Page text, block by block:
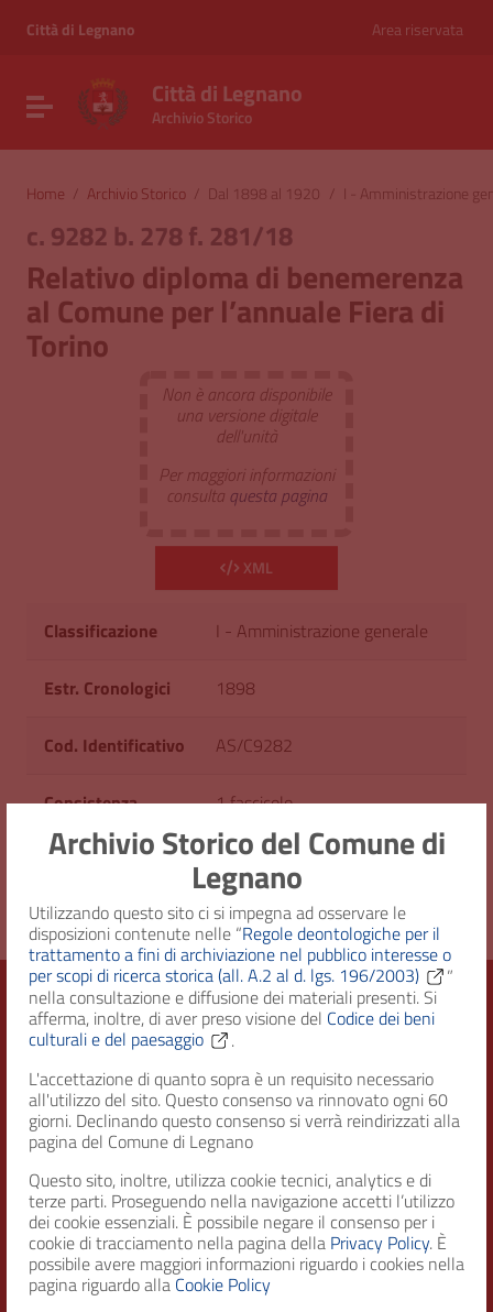
Archivio Storico del Comune di
Legnano
Utilizzando questo sito ci si impegna ad osservare le
disposizioni contenute nelle “Regole deontologiche per il
trattamento a fini di archiviazione nel pubblico interesse o
per scopi di ricerca storica (all. A.2 al d. lgs. 196/2003)
”
nella consultazione e diffusione dei materiali presenti. Si
afferma, inoltre, di aver preso visione del Codice dei beni
culturali e del paesaggio
.
L'accettazione di quanto sopra è un requisito necessario
all'utilizzo del sito. Questo consenso va rinnovato ogni 60
giorni. Declinando questo consenso si verrà reindirizzati alla
pagina del Comune di Legnano
Questo sito, inoltre, utilizza cookie tecnici, analytics e di
terze parti. Proseguendo nella navigazione accetti l’utilizzo
dei cookie essenziali. È possibile negare il consenso per i
cookie di tracciamento nella pagina della Privacy Policy. È
possibile avere maggiori informazioni riguardo i cookies nella
pagina riguardo alla Cookie Policy
Vai al menu di navigazione
Città di Legnano Area riservata
Attiva / disattiva la navigazione
Città di Legnano
Archivio Storico
Home / Archivio Storico / Dal 1898 al 1920 / I - Amministrazione
c. 9282 b. 278 f. 281/18
Relativo diploma di benemerenza
al Comune per l’annuale Fiera di
Torino
Non è ancora disponibile
una versione digitale
dell'unità
Per maggiori informazioni
consulta questa pagina
XML
Classificazione I - Amministrazione generale
Estr. Cronologici 1898
Cod. Identificativo AS/C9282
Consistenza 1 fascicolo
Diritto d'accesso Uso pubblico
Città di Legnano – Archivio Storico
RECAPITI
Indirizzo
Piazza San Magno 9
20025, Legnano (MI)
Telefono
(+39) 0331471111